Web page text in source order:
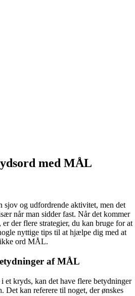
med MÅL
og udfordrende aktivitet, men det
når man sidder fast. Når det kommer
der flere strategier, du kan bruge for at
nyttige tips til at hjælpe dig med at
ord MÅL.
af MÅL
et kryds, kan det have flere betydninger
Det kan referere til noget, der ønskes